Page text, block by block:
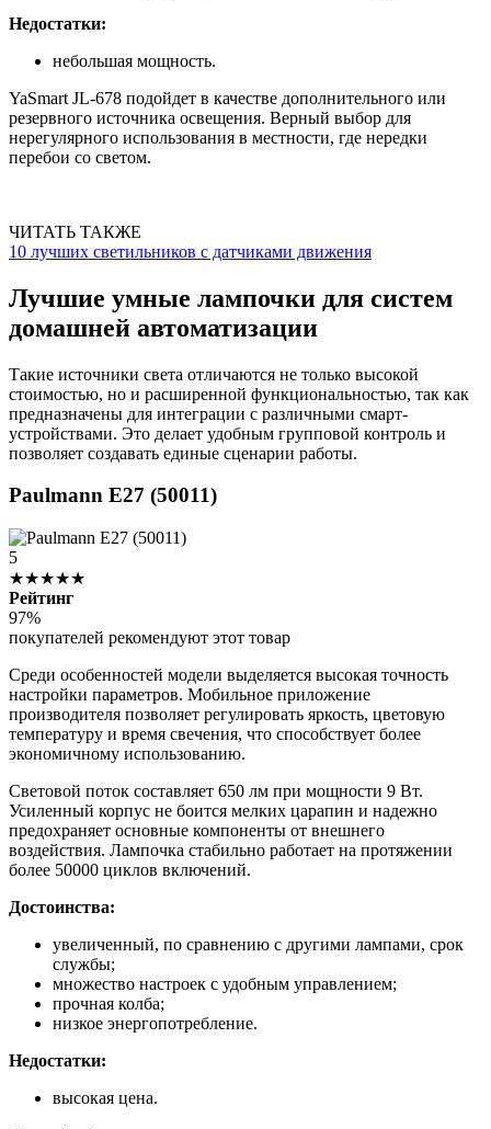
Недостатки:
небольшая мощность.
YaSmart JL-678 подойдет в качестве дополнительного или
резервного источника освещения. Верный выбор для
нерегулярного использования в местности, где нередки
перебои со светом.
ЧИТАТЬ ТАКЖЕ
10 лучших светильников с датчиками движения
Лучшие умные лампочки для систем
домашней автоматизации
Такие источники света отличаются не только высокой
стоимостью, но и расширенной функциональностью, так как
предназначены для интеграции с различными смарт-
устройствами. Это делает удобным групповой контроль и
позволяет создавать единые сценарии работы.
Paulmann E27 (50011)
5
★★★★★
Рейтинг
97%
покупателей рекомендуют этот товар
Среди особенностей модели выделяется высокая точность
настройки параметров. Мобильное приложение
производителя позволяет регулировать яркость, цветовую
температуру и время свечения, что способствует более
экономичному использованию.
Световой поток составляет 650 лм при мощности 9 Вт.
Усиленный корпус не боится мелких царапин и надежно
предохраняет основные компоненты от внешнего
воздействия. Лампочка стабильно работает на протяжении
более 50000 циклов включений.
Достоинства:
увеличенный, по сравнению с другими лампами, срок
службы;
множество настроек с удобным управлением;
прочная колба;
низкое энергопотребление.
Недостатки:
высокая цена.